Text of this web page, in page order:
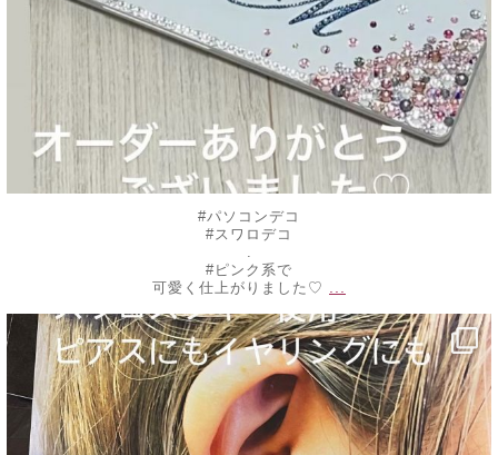
#パソコンデコ
#スワロデコ
#ピンク系で
可愛く仕上がりました♡
decojewelrymahalo
9月 9